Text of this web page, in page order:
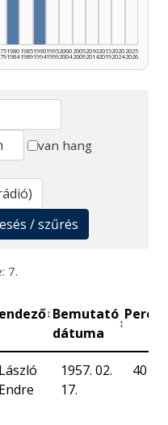
1980
1984
1985
1989
1990
1994
1995
1999
2000
2004
2005
2009
2010
2014
2015
2019
2020
2024
2025
2026
van hang
/ szűrés
7.
↕ Bemutató
dátuma
↕
Perc
László
Endre
1957. 02.
17.
40